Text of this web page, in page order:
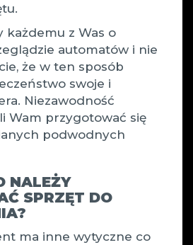
każdemu z Was o
automatów i nie
że w ten sposób
swoje i
Niezawodność
Wam przygotować się
podwodnych
NALEŻY
SPRZĘT DO
ma inne wytyczne co